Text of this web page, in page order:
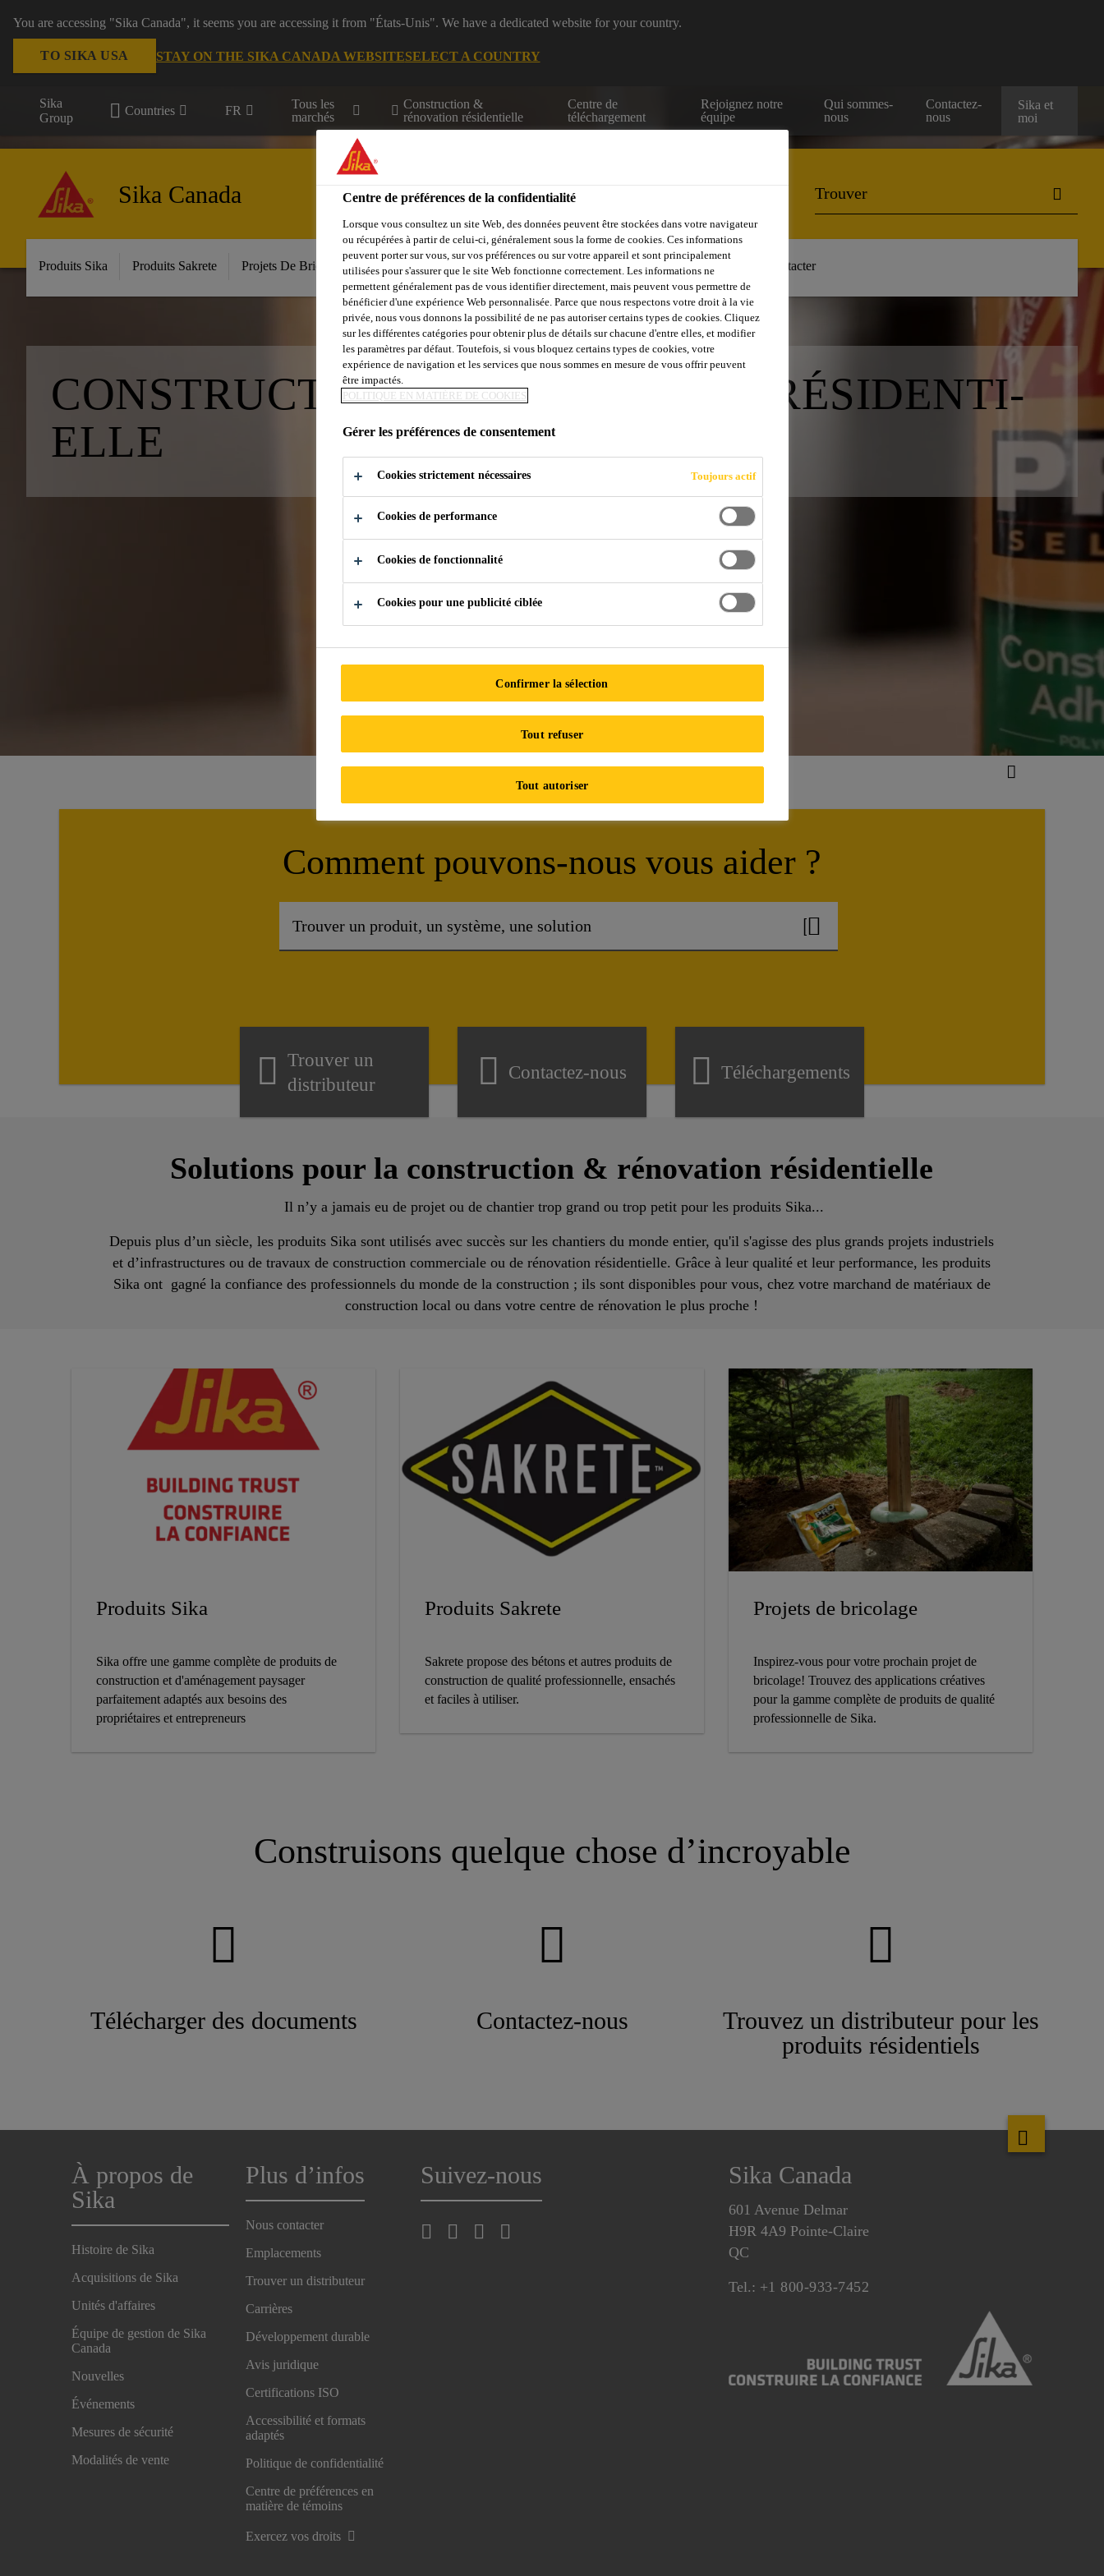
You are accessing "Sika Canada", it seems you are accessing it from "États-Unis". We have a dedicated website for your country.
TO SIKA USA STAY ON THE SIKA CANADA WEBSITESELECT A COUNTRY
Sika
Group
Countries FR
Tous les
marchés
Construction &
rénovation résidentielle
Centre de
téléchargement
Rejoignez notre
équipe
Qui sommes-
nous
Contactez-
nous
Sika et
moi
Sika Canada
Produits Sika Produits Sakrete Projets De Bricolage Calculateurs Centre de ressources Trouver un distributeur Nous contacter
CONSTRU­CTION & RÉNOVATI­ON RÉSIDENTI­
ELLE
Comment pouvons-nous vous aider ?
Trouver un
distributeur
Contactez-nous Téléchargements
Solutions pour la construction & rénovation résidentielle
Il n’y a jamais eu de projet ou de chantier trop grand ou trop petit pour les produits Sika...
Depuis plus d’un siècle, les produits Sika sont utilisés avec succès sur les chantiers du monde entier, qu'il s'agisse des plus grands projets industriels
et d’infrastructures ou de travaux de construction commerciale ou de rénovation résidentielle. Grâce à leur qualité et leur performance, les produits
Sika ont gagné la confiance des professionnels du monde de la construction ; ils sont disponibles pour vous, chez votre marchand de matériaux de
construction local ou dans votre centre de rénovation le plus proche !
Produits Sika
Sika offre une gamme complète de produits de
construction et d'aménagement paysager
parfaitement adaptés aux besoins des
propriétaires et entrepreneurs
Produits Sakrete
Sakrete propose des bétons et autres produits de
construction de qualité professionnelle, ensachés
et faciles à utiliser.
Projets de bricolage
Inspirez-vous pour votre prochain projet de
bricolage! Trouvez des applications créatives
pour la gamme complète de produits de qualité
professionnelle de Sika.
Construisons quelque chose d’incroyable
Télécharger des documents Contactez-nous
Trouvez un distributeur pour les
produits résidentiels
À propos de
Sika
Histoire de Sika
Acquisitions de Sika
Unités d'affaires
Équipe de gestion de Sika
Canada
Nouvelles
Événements
Mesures de sécurité
Modalités de vente
Plus d’infos
Nous contacter
Emplacements
Trouver un distributeur
Carrières
Développement durable
Avis juridique
Certifications ISO
Accessibilité et formats
adaptés
Politique de confidentialité
Centre de préférences en
matière de témoins
Exercez vos droits
Suivez-nous Sika Canada
601 Avenue Delmar
H9R 4A9 Pointe-Claire
QC
Tel.: +1 800-933-7452
Centre de préférences de la confidentialité
Lorsque vous consultez un site Web, des données peuvent être stockées dans votre navigateur
ou récupérées à partir de celui-ci, généralement sous la forme de cookies. Ces informations
peuvent porter sur vous, sur vos préférences ou sur votre appareil et sont principalement
utilisées pour s'assurer que le site Web fonctionne correctement. Les informations ne
permettent généralement pas de vous identifier directement, mais peuvent vous permettre de
bénéficier d'une expérience Web personnalisée. Parce que nous respectons votre droit à la vie
privée, nous vous donnons la possibilité de ne pas autoriser certains types de cookies. Cliquez
sur les différentes catégories pour obtenir plus de détails sur chacune d'entre elles, et modifier
les paramètres par défaut. Toutefois, si vous bloquez certains types de cookies, votre
expérience de navigation et les services que nous sommes en mesure de vous offrir peuvent
être impactés.
POLITIQUE EN MATIÈRE DE COOKIES
Gérer les préférences de consentement
Cookies strictement nécessaires Toujours actif
Cookies de performance
Cookies de fonctionnalité
Cookies pour une publicité ciblée
Confirmer la sélection
Tout refuser
Tout autoriser